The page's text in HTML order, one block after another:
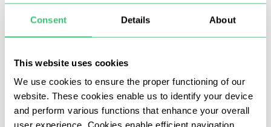
Consent Details About
This website uses cookies
We use cookies to ensure the proper functioning of our
website. These cookies enable us to identify your device
and perform various functions that enhance your overall
user experience. Cookies enable efficient navigation
    media_data = {
        'id': element.node.id,
        'short code':
        'media url':
element.node.display_url,
        'comment count':
element.node.edge_media_to_comment.co